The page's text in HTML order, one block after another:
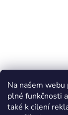
Na našem
plné funkčnosti
také k cílení